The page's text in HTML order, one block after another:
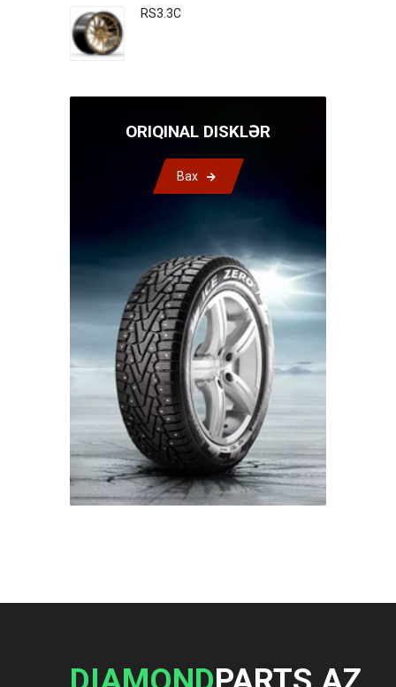
RS3.3C
ORIQINAL DISKLƏR
Bax